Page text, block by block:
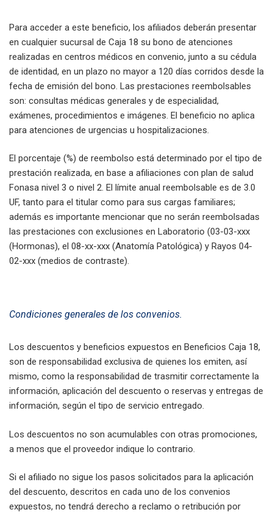
Para acceder a este beneficio, los afiliados deberán presentar
en cualquier sucursal de Caja 18 su bono de atenciones
realizadas en centros médicos en convenio, junto a su cédula
de identidad, en un plazo no mayor a 120 días corridos desde la
fecha de emisión del bono. Las prestaciones reembolsables
son: consultas médicas generales y de especialidad,
exámenes, procedimientos e imágenes. El beneficio no aplica
para atenciones de urgencias u hospitalizaciones.
El porcentaje (%) de reembolso está determinado por el tipo de
prestación realizada, en base a afiliaciones con plan de salud
Fonasa nivel 3 o nivel 2. El límite anual reembolsable es de 3.0
UF, tanto para el titular como para sus cargas familiares;
además es importante mencionar que no serán reembolsadas
las prestaciones con exclusiones en Laboratorio (03-03-xxx
(Hormonas), el 08-xx-xxx (Anatomía Patológica) y Rayos 04-
02-xxx (medios de contraste).
Condiciones generales de los convenios.
Los descuentos y beneficios expuestos en Beneficios Caja 18,
son de responsabilidad exclusiva de quienes los emiten, así
mismo, como la responsabilidad de trasmitir correctamente la
información, aplicación del descuento o reservas y entregas de
información, según el tipo de servicio entregado.
Los descuentos no son acumulables con otras promociones,
a menos que el proveedor indique lo contrario.
Si el afiliado no sigue los pasos solicitados para la aplicación
del descuento, descritos en cada uno de los convenios
expuestos, no tendrá derecho a reclamo o retribución por